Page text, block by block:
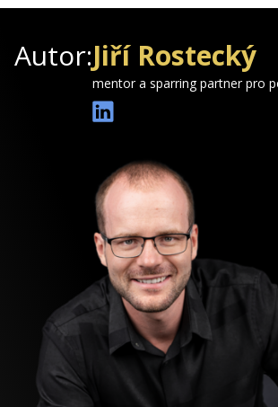
Autor:Jiří Rostecký
mentor a sparring partner pro